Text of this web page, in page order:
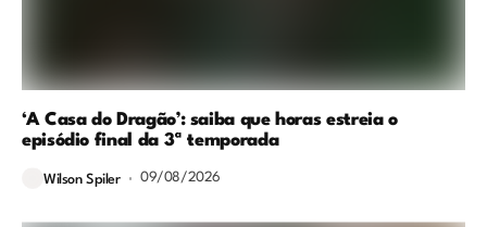
‘A Casa do Dragão’: saiba que horas estreia o
episódio final da 3ª temporada
Wilson Spiler 09/08/2026